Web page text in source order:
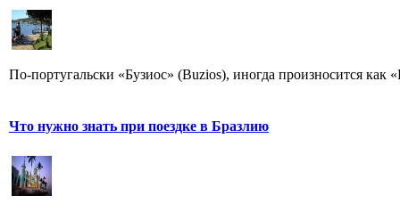
По-португальски «Бузиос» (Buzios), иногда произносится как
Что нужно знать при поездке в Бразлию